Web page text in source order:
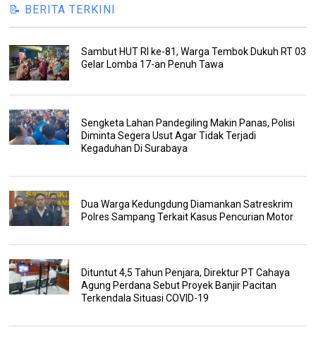
📝 BERITA TERKINI
Sambut HUT RI ke-81, Warga Tembok Dukuh RT 03
Gelar Lomba 17-an Penuh Tawa
Sengketa Lahan Pandegiling Makin Panas, Polisi
Diminta Segera Usut Agar Tidak Terjadi
Kegaduhan Di Surabaya
Dua Warga Kedungdung Diamankan Satreskrim
Polres Sampang Terkait Kasus Pencurian Motor
Dituntut 4,5 Tahun Penjara, Direktur PT Cahaya
Agung Perdana Sebut Proyek Banjir Pacitan
Terkendala Situasi COVID-19